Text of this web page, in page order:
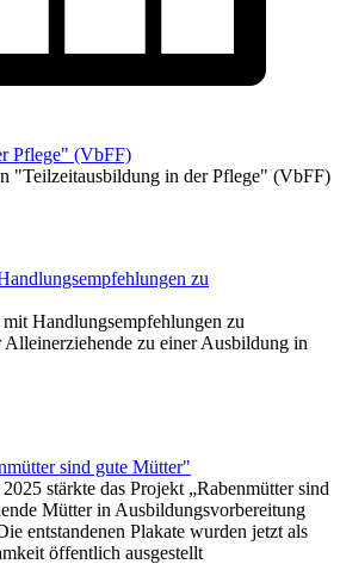
Pflege" (VbFF)
"Teilzeitausbildung in der Pflege" (VbFF)
zu
Handlungsempfehlungen zu
zu einer Ausbildung in
sind gute Mütter"
stärkte das Projekt „Rabenmütter sind
Mütter in Ausbildungsvorbereitung
entstandenen Plakate wurden jetzt als
öffentlich ausgestellt